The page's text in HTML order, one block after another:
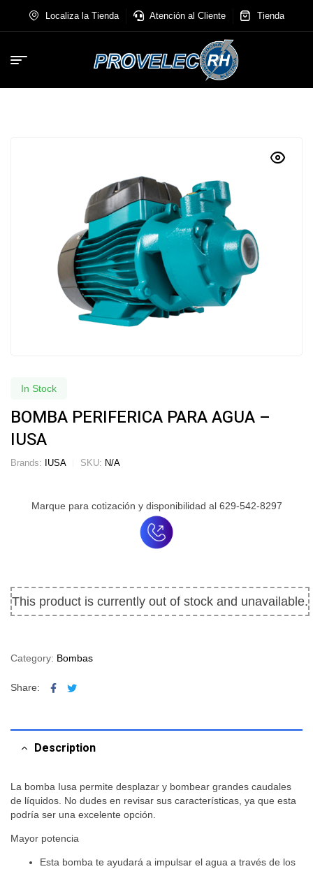
Localiza la Tienda Atención al Cliente Tienda
In Stock
BOMBA PERIFERICA PARA AGUA –
IUSA
Brands: IUSA SKU: N/A
Marque para cotización y disponibilidad al 629-542-8297
This product is currently out of stock and unavailable.
Category: Bombas
Share: Facebook
Twitter
Description
La bomba Iusa permite desplazar y bombear grandes caudales
de líquidos. No dudes en revisar sus características, ya que esta
podría ser una excelente opción.
Mayor potencia
Esta bomba te ayudará a impulsar el agua a través de los